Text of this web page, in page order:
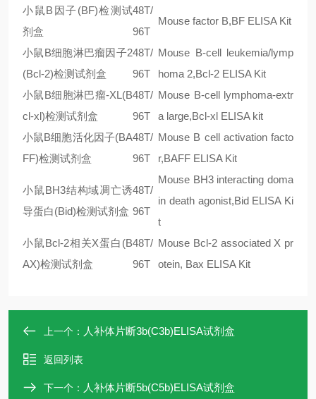
小鼠B因子(BF)检测试
剂盒
48T/
96T
Mouse factor B,BF ELISA Kit
小鼠B细胞淋巴瘤因子2
(Bcl-2)检测试剂盒
48T/
96T
Mouse B-cell leukemia/lymp
homa 2,Bcl-2 ELISA Kit
小鼠B细胞淋巴瘤-XL(B
cl-xl)检测试剂盒
48T/
96T
Mouse B-cell lymphoma-extr
a large,Bcl-xl ELISA kit
小鼠B细胞活化因子(BA
FF)检测试剂盒
48T/
96T
Mouse B cell activation facto
r,BAFF ELISA Kit
小鼠BH3结构域凋亡诱
导蛋白(Bid)检测试剂盒
48T/
96T
Mouse BH3 interacting doma
in death agonist,Bid ELISA Ki
t
小鼠Bcl-2相关X蛋白(B
AX)检测试剂盒
48T/
96T
Mouse Bcl-2 associated X pr
otein, Bax ELISA Kit
上一个： 人补体片断3b(C3b)ELISA试剂盒
返回列表
下一个： 人补体片断5b(C5b)ELISA试剂盒